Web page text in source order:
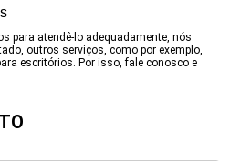
para atendê-lo adequadamente, nós
outros serviços, como por exemplo,
escritórios. Por isso, fale conosco e